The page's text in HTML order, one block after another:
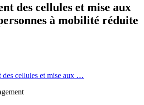
des cellules et mise aux
à mobilité réduite
des cellules et mise aux …